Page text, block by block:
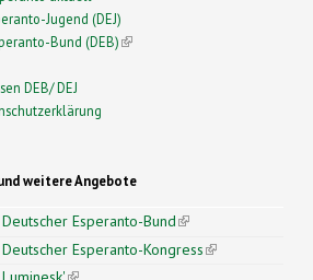
Jugend (DEJ)
Bund (DEB)(link is external)
DEB/ DEJ
weitere Angebote
Deutscher Esperanto-Bund(link is
external)
Deutscher Esperanto-Kongress(link is